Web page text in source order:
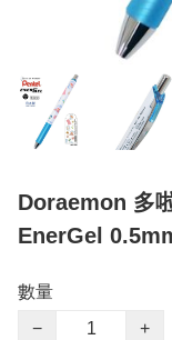
Doraemon 多
EnerGel
數量
−
+